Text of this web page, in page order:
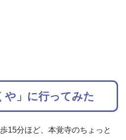
や」に行ってみた
15分ほど、本覚寺のちょっと